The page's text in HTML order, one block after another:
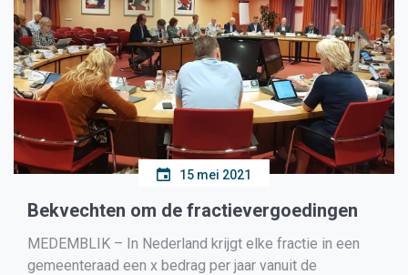
15 mei 2021
Bekvechten om de fractievergoedingen
MEDEMBLIK – In Nederland krijgt elke fractie in een
gemeenteraad een x bedrag per jaar vanuit de